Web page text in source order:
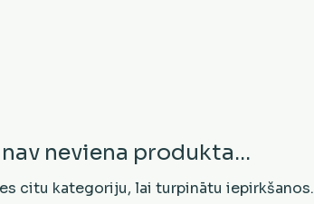
neviena produkta...
citu kategoriju, lai turpinātu iepirkšanos.